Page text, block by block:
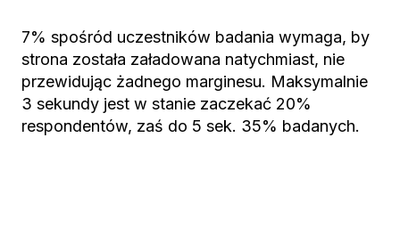
7% spośród uczestników badania wymaga, by
strona została załadowana natychmiast, nie
przewidując żadnego marginesu. Maksymalnie
3 sekundy jest w stanie zaczekać 20%
respondentów, zaś do 5 sek. 35% badanych.